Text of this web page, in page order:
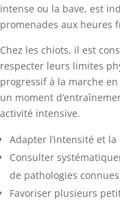
intense ou la bave, est
promenades aux heures
Chez les chiots, il est
respecter leurs limites
progressif à la marche
un moment
activité intensive.
Adapter l’intensité et
Consulter
de pathologies
Favoriser plusieurs